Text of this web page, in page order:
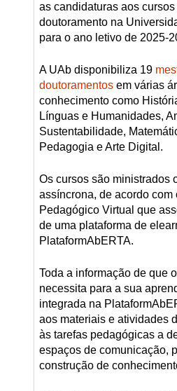
as candidaturas aos
doutoramento na
para o ano letivo de 2025-
A UAb disponibiliza 19
doutoramentosem várias
conhecimento como
Línguas e Humanidades,
Sustentabilidade,
Pedagogia e Arte Digital.
Os cursos são ministrados
assíncrona, de acordo com
Pedagógico Virtual que
de uma plataforma de
PlataformAbERTA.
Toda a informação de que
necessita para a sua
integrada na
aos materiais e atividades
às tarefas pedagógicas a
espaços de comunicação,
construção de